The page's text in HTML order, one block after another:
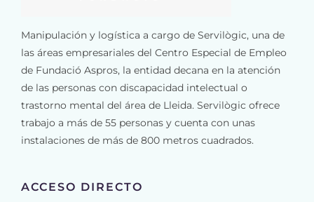
Manipulación y logística a cargo de Servilògic, una de
las áreas empresariales del Centro Especial de Empleo
de Fundació Aspros, la entidad decana en la atención
de las personas con discapacidad intelectual o
trastorno mental del área de Lleida. Servilògic ofrece
trabajo a más de 55 personas y cuenta con unas
instalaciones de más de 800 metros cuadrados.
ACCESO DIRECTO